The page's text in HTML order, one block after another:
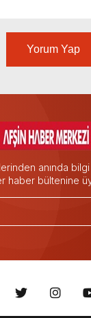
Yorum Yap
anında
haber bültenine